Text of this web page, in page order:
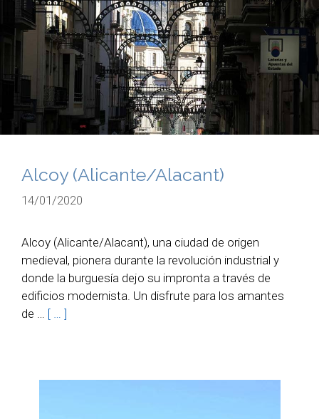
Alcoy (Alicante/Alacant)
14/01/2020
Alcoy (Alicante/Alacant), una ciudad de origen
medieval, pionera durante la revolución industrial y
donde la burguesía dejo su impronta a través de
edificios modernista. Un disfrute para los amantes
de … [ … ]